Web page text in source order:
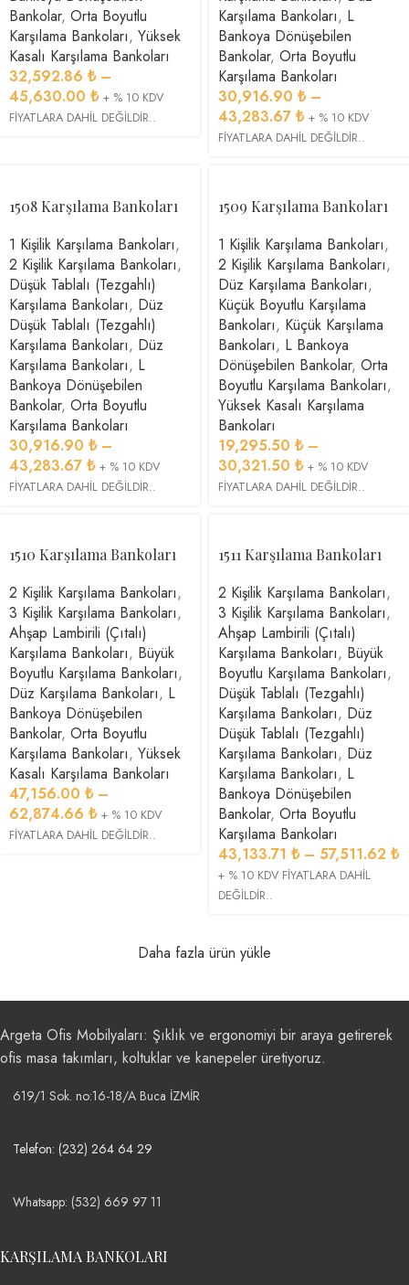
Bankolar, Orta Boyutlu
Karşılama Bankoları, Yüksek
Kasalı Karşılama Bankoları
32,592.86 ₺ –
45,630.00 ₺ + % 10 KDV
FİYATLARA DAHİL DEĞİLDİR..
Karşılama Bankoları, L
Bankoya Dönüşebilen
Bankolar, Orta Boyutlu
Karşılama Bankoları
30,916.90 ₺ –
43,283.67 ₺ + % 10 KDV
FİYATLARA DAHİL DEĞİLDİR..
1508 Karşılama Bankoları
1 Kişilik Karşılama Bankoları,
2 Kişilik Karşılama Bankoları,
Düşük Tablalı (Tezgahlı)
Karşılama Bankoları, Düz
Düşük Tablalı (Tezgahlı)
Karşılama Bankoları, Düz
Karşılama Bankoları, L
Bankoya Dönüşebilen
Bankolar, Orta Boyutlu
Karşılama Bankoları
30,916.90 ₺ –
43,283.67 ₺ + % 10 KDV
FİYATLARA DAHİL DEĞİLDİR..
1509 Karşılama Bankoları
1 Kişilik Karşılama Bankoları,
2 Kişilik Karşılama Bankoları,
Düz Karşılama Bankoları,
Küçük Boyutlu Karşılama
Bankoları, Küçük Karşılama
Bankoları, L Bankoya
Dönüşebilen Bankolar, Orta
Boyutlu Karşılama Bankoları,
Yüksek Kasalı Karşılama
Bankoları
19,295.50 ₺ –
30,321.50 ₺ + % 10 KDV
FİYATLARA DAHİL DEĞİLDİR..
1510 Karşılama Bankoları
2 Kişilik Karşılama Bankoları,
3 Kişilik Karşılama Bankoları,
Ahşap Lambirili (Çıtalı)
Karşılama Bankoları, Büyük
Boyutlu Karşılama Bankoları,
Düz Karşılama Bankoları, L
Bankoya Dönüşebilen
Bankolar, Orta Boyutlu
Karşılama Bankoları, Yüksek
Kasalı Karşılama Bankoları
47,156.00 ₺ –
62,874.66 ₺ + % 10 KDV
FİYATLARA DAHİL DEĞİLDİR..
1511 Karşılama Bankoları
2 Kişilik Karşılama Bankoları,
3 Kişilik Karşılama Bankoları,
Ahşap Lambirili (Çıtalı)
Karşılama Bankoları, Büyük
Boyutlu Karşılama Bankoları,
Düşük Tablalı (Tezgahlı)
Karşılama Bankoları, Düz
Düşük Tablalı (Tezgahlı)
Karşılama Bankoları, Düz
Karşılama Bankoları, L
Bankoya Dönüşebilen
Bankolar, Orta Boyutlu
Karşılama Bankoları
43,133.71 ₺ – 57,511.62 ₺
+ % 10 KDV FİYATLARA DAHİL
DEĞİLDİR..
Daha fazla ürün yükle
Argeta Ofis Mobilyaları: Şıklık ve ergonomiyi bir araya getirerek
ofis masa takımları, koltuklar ve kanepeler üretiyoruz.
619/1 Sok. no:16-18/A Buca İZMİR
Telefon: (232) 264 64 29
Whatsapp: (532) 669 97 11
KARŞILAMA BANKOLARI